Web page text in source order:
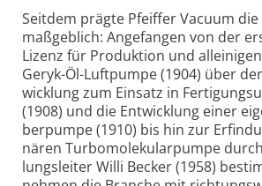
Seitdem prägte Pfeif­fer Va­cuum
maß­geb­lich: Ange­fan­gen von der
Lizenz für Pro­duk­tion und
Geryk-Öl-Luft­pumpe (1904) über
wick­lung zum Ein­satz in
(1908) und die Ent­wick­lung einer
ber­pumpe (1910) bis hin zur
nären Tur­bo­mole­kular­pumpe
lungs­leiter Willi Be­cker (1958)